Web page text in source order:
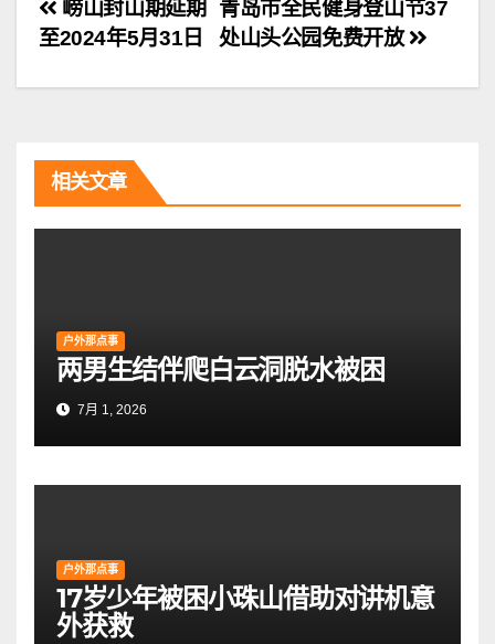
文
航
青岛市全民健身登山节37
处山头公园免费开放
崂山封山期延期
至2024年5月31日
相关文章
户外那点事
两男生结伴爬白云洞脱水被困
7月 1, 2026
户外那点事
17岁少年被困小珠山借助对讲机意
外获救